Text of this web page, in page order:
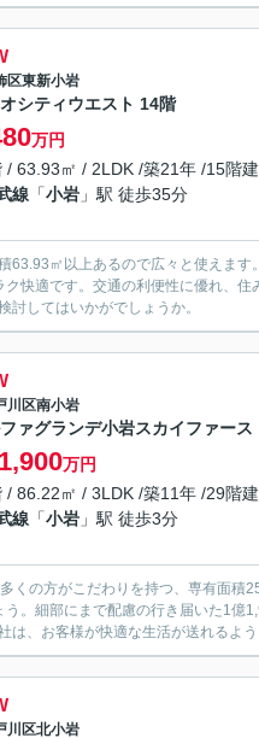
区東新小岩
シティウエスト 14階
万円
/ 63.93㎡ / 2LDK /築21年 /15階建
線 「小岩 」駅 徒歩35分
63.93㎡以上あるので広々と使えま
快適です。交通の利便性に優れ、
討してはいかがでしょうか。
川区南小岩
ァグランデ小岩スカイファー
1,900万円
/ 86.22㎡ / 3LDK /築11年 /29階建
線 「小岩 」駅 徒歩3分
くの方がこだわりを持つ、専有面積
。細部にまで配慮の行き届いた1億
は、お客様が快適な生活が送れるよ
川区北小岩